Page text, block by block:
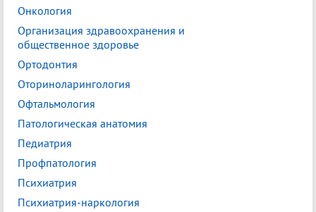
Онкология
Организация здравоохранения и
общественное здоровье
Ортодонтия
Оториноларингология
Офтальмология
Патологическая анатомия
Педиатрия
Профпатология
Психиатрия
Психиатрия-наркология